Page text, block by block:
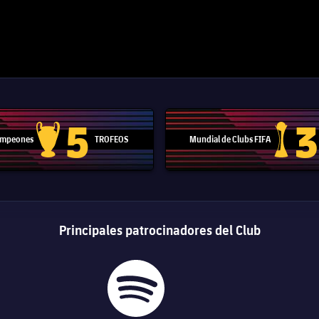
Trofeo de la Liga de Campeones
5 TROFEOS Mundial de Clubs FIFA
Trofeo del
3
Principales patrocinadores del Club